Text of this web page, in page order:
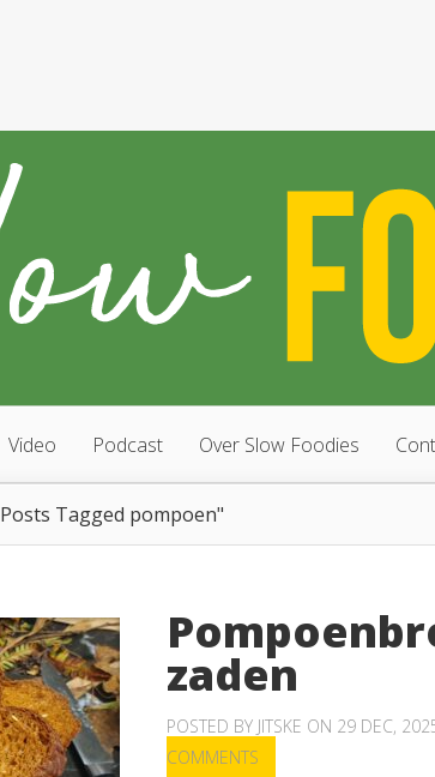
Video Podcast Over Slow Foodies
Posts Tagged pompoen"
zaden
POSTED BY JITSKE ON 29 DEC,
COMMENTS